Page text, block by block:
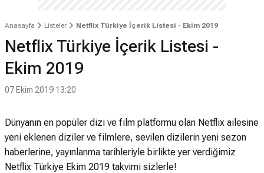
Anasayfa Listeler Netflix Türkiye İçerik Listesi - Ekim 2019
Netflix Türkiye İçerik Listesi -
Ekim 2019
07 Ekim 2019 13:20
Dünyanın en popüler dizi ve film platformu olan Netflix ailesine
yeni eklenen diziler ve filmlere, sevilen dizilerin yeni sezon
haberlerine, yayınlanma tarihleriyle birlikte yer verdiğimiz
Netflix Türkiye Ekim 2019 takvimi sizlerle!